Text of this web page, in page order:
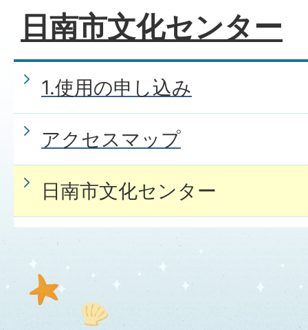
日南市文化センター
1.使用の申し込み
アクセスマップ
日南市文化センター